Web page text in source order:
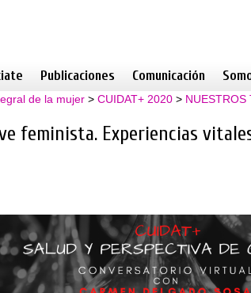
Publicaciones Comunicación
de la mujer > CUIDAT+ 2020 > NUESTROS
feminista. Experiencias